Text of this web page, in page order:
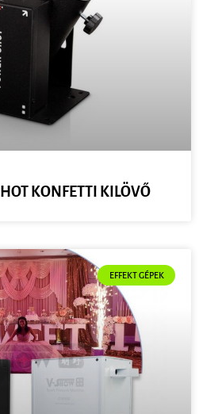
KONFETTI KILÖVŐ
EFFEKT GÉPEK